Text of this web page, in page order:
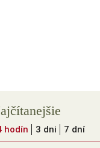
hodín 3 dni 7 dní